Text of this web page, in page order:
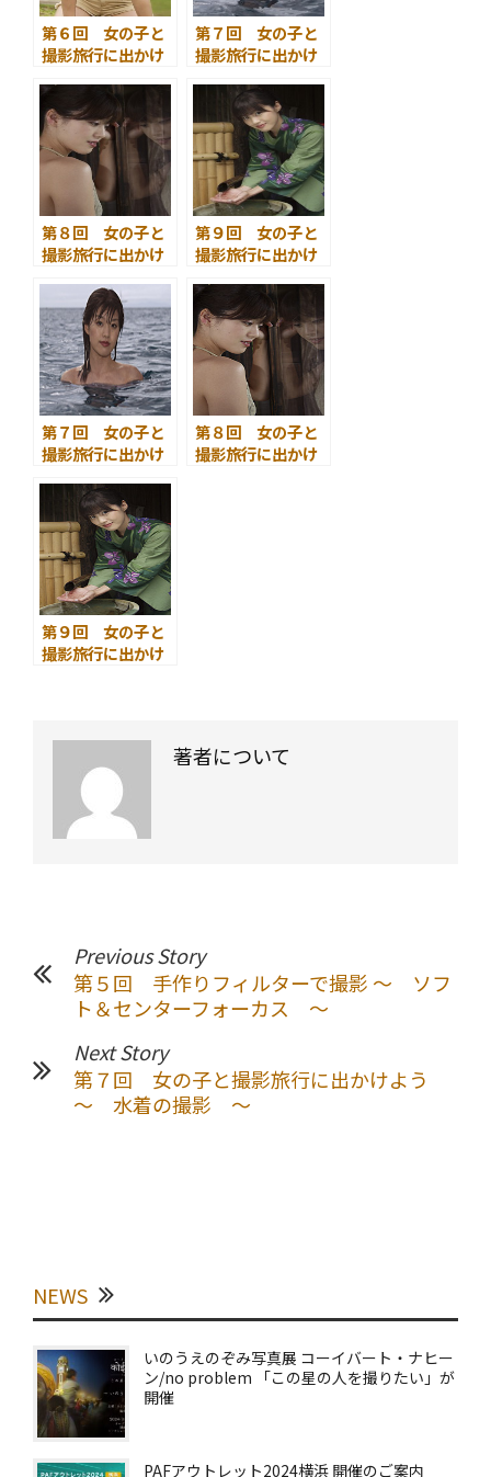
第６回 女の子と
撮影旅行に出かけ
第７回 女の子と
撮影旅行に出かけ
第８回 女の子と
撮影旅行に出かけ
第９回 女の子と
撮影旅行に出かけ
第７回 女の子と
撮影旅行に出かけ
影 ～
第８回 女の子と
撮影旅行に出かけ
第９回 女の子と
撮影旅行に出かけ
著者について
Previous Story
第５回 手作りフィルターで撮影 ～ ソフ
ト＆センターフォーカス ～
Next Story
第７回 女の子と撮影旅行に出かけよう
～ 水着の撮影 ～
NEWS
いのうえのぞみ写真展 コーイバート・ナヒー
ン/no problem 「この星の人を撮りたい」が
開催
PAFアウトレット2024横浜 開催のご案内